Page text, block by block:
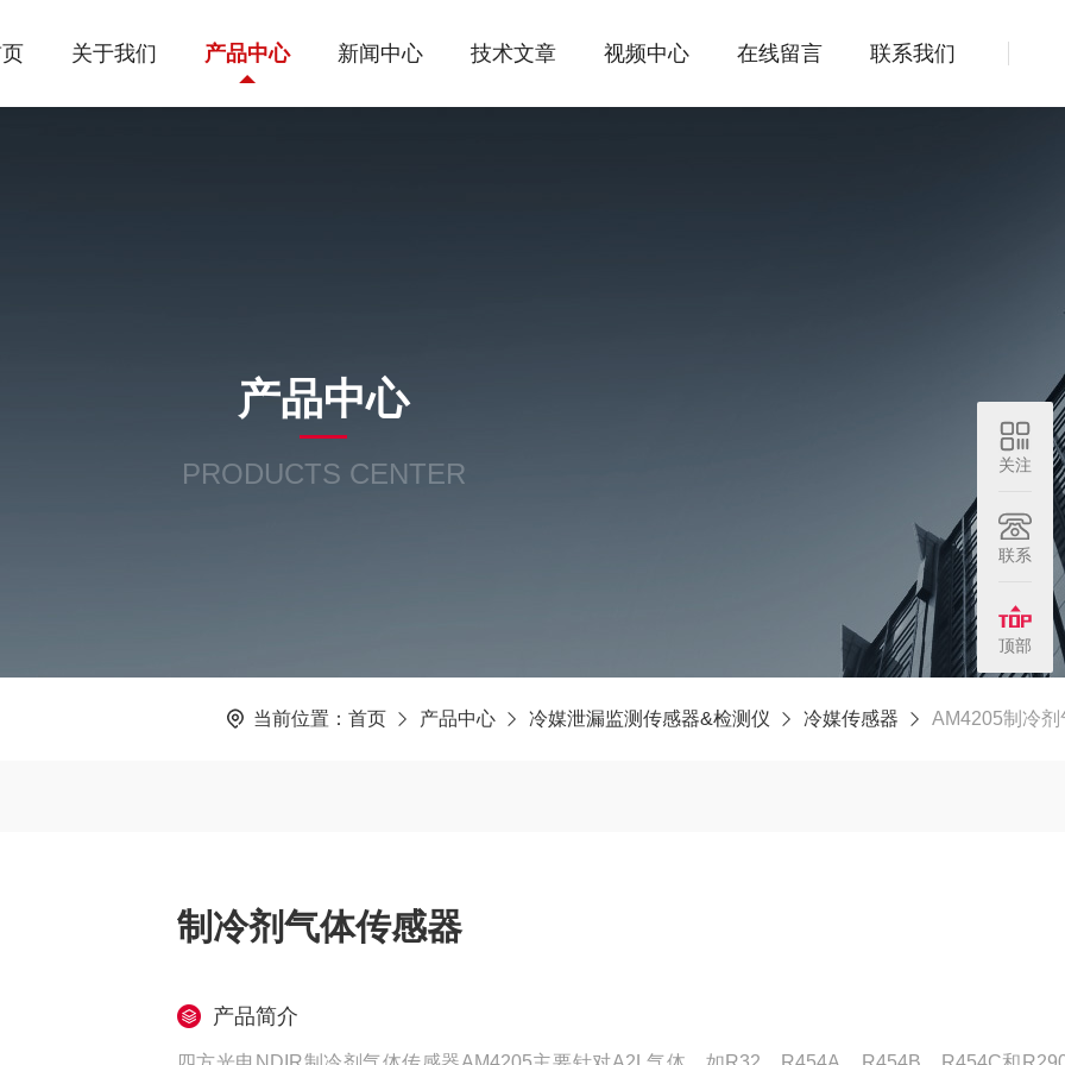
关于我们 产品中心 新闻中心 技术文章 视频中心 在线留言 联系我们
产品中心
PRODUCTS CENTER
当前位置： 首页 产品中心 冷媒泄漏监测传感器&检测仪 冷媒传感器 AM4205制冷
制冷剂气体传感器
产品简介
关注
联系
顶部